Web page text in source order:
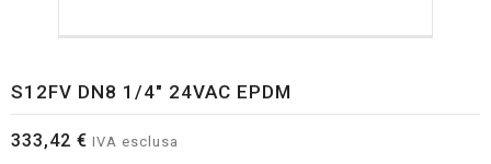
S12FV DN8 1/4" 24VAC EPDM
333,42 € IVA esclusa